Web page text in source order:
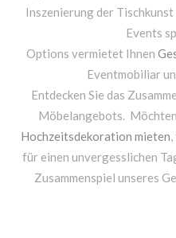
Inszenierung der
Events
Options vermietet Ihnen
Eventmobiliar
Entdecken Sie das
Möbelangebots.
Hochzeitsdekoration mieten
für einen unvergesslichen
Zusammenspiel unseres